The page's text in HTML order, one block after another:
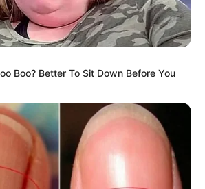
de fuxico, intercale as pétalas
quente para colar.
Boo? Better To Sit Down Before You